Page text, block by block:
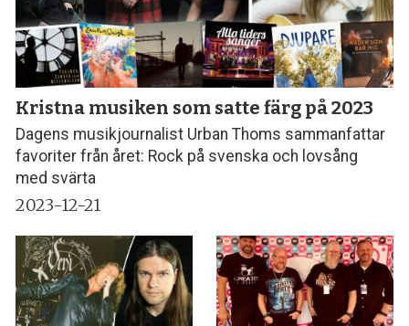
Kristna musiken som satte färg på 2023
Dagens musikjournalist Urban Thoms sammanfattar
favoriter från året: Rock på svenska och lovsång
med svärta
2023-12-21